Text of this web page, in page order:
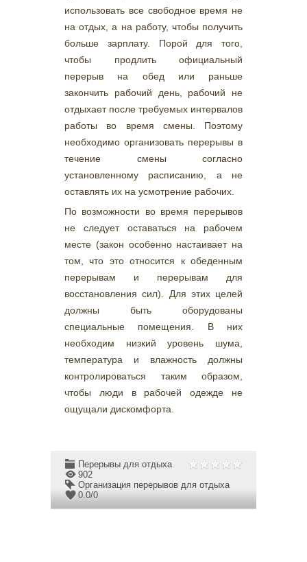
использовать все свободное время не
на отдых, а на работу, чтобы получить
больше зарплату. Порой для того,
чтобы продлить официальный
перерыв на обед или раньше
закончить рабочий день, рабочий не
отдыхает после требуемых интервалов
работы во время смены. Поэтому
необходимо организовать перерывы в
течение смены согласно
установленному расписанию, а не
оставлять их на усмотрение рабочих.
По возможности во время перерывов
не следует оставаться на рабочем
месте (закон особенно настаивает на
том, что это относится к обеденным
перерывам и перерывам для
восстановления сил). Для этих целей
должны быть оборудованы
специальные помещения. В них
необходим низкий уровень шума,
температура и влажность должны
контролироваться таким образом,
чтобы люди в рабочей одежде не
ощущали дискомфорта.
Перерывы для отдыха
902
Организация перерывов для отдыха
0.0/0